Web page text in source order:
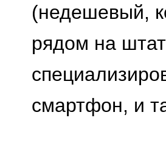
(недешевый,
рядом на
смартфон, и